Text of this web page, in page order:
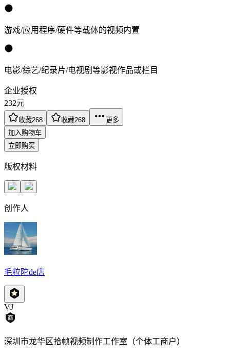
游戏/应用程序/硬件等载体的视频内置
电影/综艺/纪录片/电视剧等影视作品或栏目
企业授权
232元
收藏268 收藏268
更多
加入购物车
立即购买
版权材料
创作人
毛粒陀de店
VJ
深圳市龙华区拾帧视频制作工作室（个体工商户）